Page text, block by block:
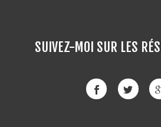
SUIVEZ-MOI SUR LES